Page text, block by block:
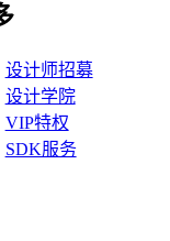
设计师招募
设计学院
VIP特权
SDK服务